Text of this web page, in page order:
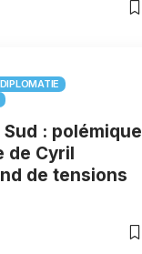
DIPLOMATIE
: polémique
de Cyril
de tensions